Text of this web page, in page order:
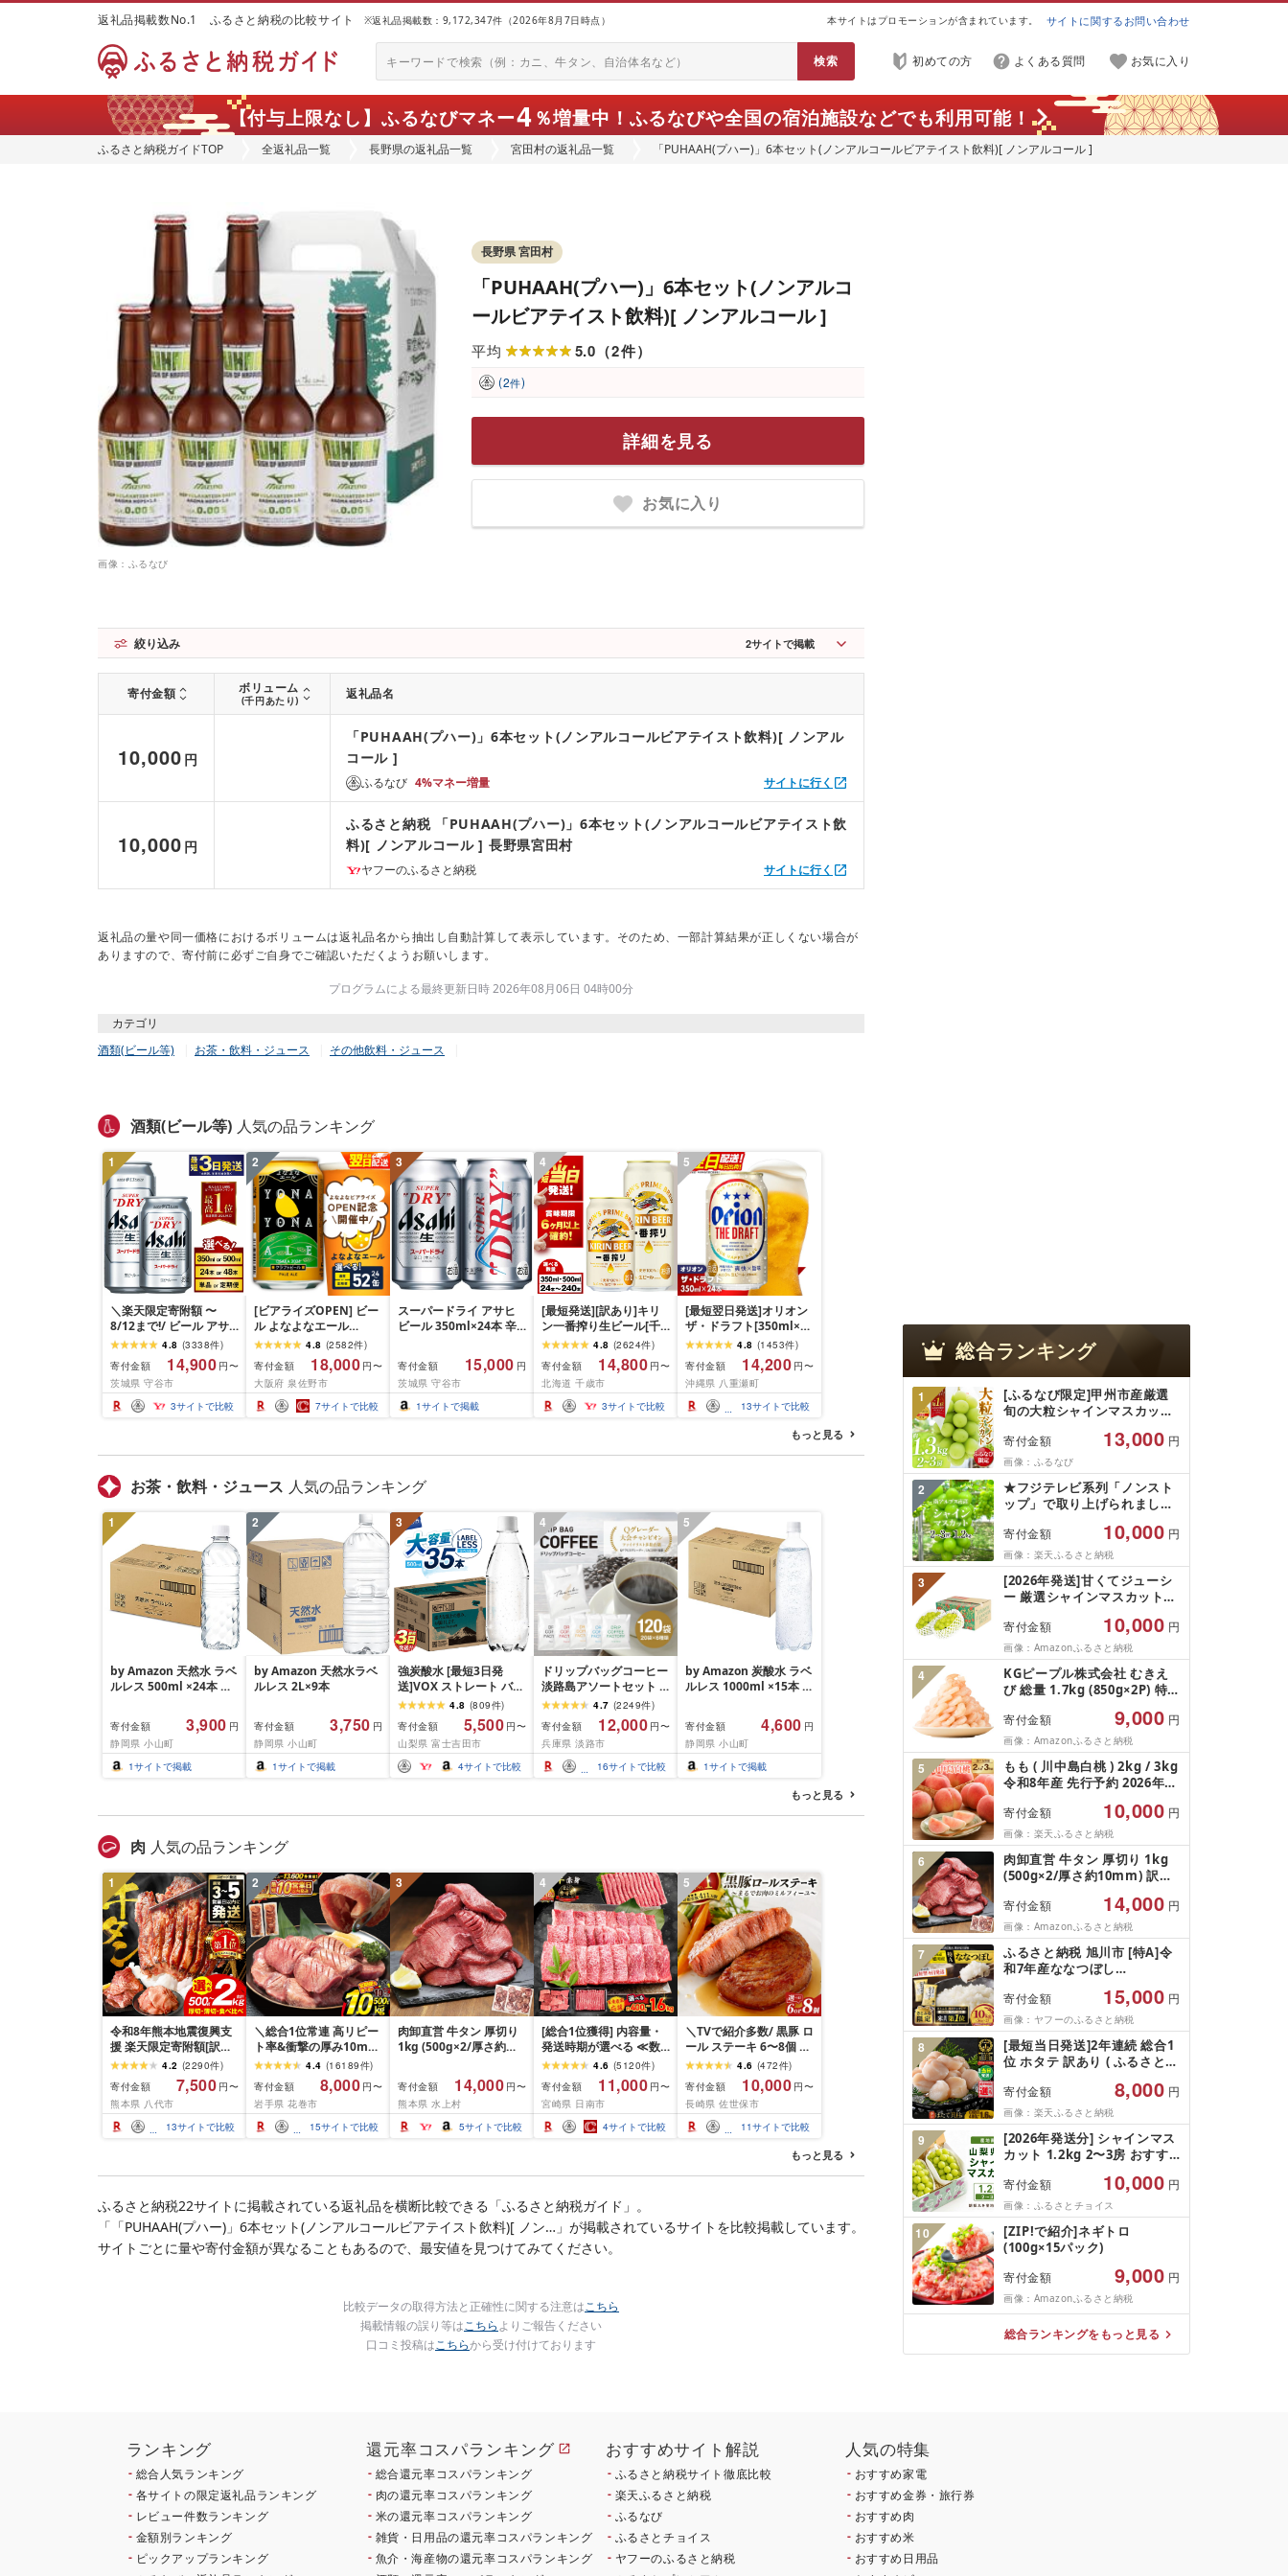
返礼品掲載数No.1 ふるさと納税の比較サイト ※返礼品掲載数：9,172,347件（2026年8月7日時点） 本サイトはプロモーションが含まれています。 サイトに関するお問い合わせ
初めての方 よくある質問 お気に入り
【付与上限なし】ふるなびマネー4％増量中！ ふるなびや全国の宿泊施設などでも利用可能！
ふるさと納税ガイドTOP 全返礼品一覧 長野県の返礼品一覧 宮田村の返礼品一覧 「PUHAAH(プハー)」6本セット(ノンアルコールビアテイスト飲料)[ ノンアルコール ]
画像：ふるなび
長野県 宮田村
「PUHAAH(プハー)」6本セット(ノンアルコ
ールビアテイスト飲料)[ ノンアルコール ]
平均 5.0 （2件）
(2件)
詳細を見る
お気に入り
絞り込み 2サイトで掲載
寄付金額 ボリューム
(千円あたり) 返礼品名
10,000 円
ふるなび
「PUHAAH(プハー)」6本セット(ノンアルコールビアテイスト飲料)[ ノンアル
コール ]
4%マネー増量 サイトに行く
10,000 円
ヤフーのふるさと納税
ふるさと納税 「PUHAAH(プハー)」6本セット(ノンアルコールビアテイスト飲
料)[ ノンアルコール ] 長野県宮田村
サイトに行く
返礼品の量や同一価格におけるボリュームは返礼品名から抽出し自動計算して表示しています。そのため、一部計算結果が正しくない場合が
ありますので、寄付前に必ずご自身でご確認いただくようお願いします。
プログラムによる最終更新日時 2026年08月06日 04時00分
カテゴリ
酒類(ビール等)
お茶・飲料・ジュース その他飲料・ジュース
酒類(ビール等) 人気の品ランキング
1
＼楽天限定寄附額 〜
8/12まで!/ ビール アサ
ヒ スーパードライ (選べ
る 350ml 500ml / 24本
48本 / 単品 2ヶ月〜12ヶ
月定期便 12ヶ月定期便)
| 最短3日発送 アサヒビ
ール お酒 アルコール
4.8 (3338件)
寄付金額
14,900 円〜
茨城県 守谷市
3サイトで比較
2
[ビアライズOPEN] ビー
ル よなよなエール
350ml 選べる 24缶 ~ 52
缶 クラフトビール ヤッ
ホーブルーイング ペー
ルエール 缶 酒 飲料 BBQ
ふるさと納税オリジナル
ランキング 1位獲得 最強
4.8 (2582件)
寄付金額
18,000 円〜
大阪府 泉佐野市
7サイトで比較
3
スーパードライ アサヒ
ビール 350ml×24本 辛
寄付金額 15,000 円
茨城県 守谷市
1サイトで掲載
4
[最短発送][訳あり]キリ
ン一番搾り生ビール[千
歳工場産]350ml・
500ml 1〜10ケース(1ケ
ース24本)北海道 ふるさ
と納税 ビール お酒 ケー
ス ギフト 酒 ビール ギフ
ト 美味しさに 訳あり 麒
4.8 (2624件)
寄付金額
14,800 円〜
北海道 千歳市
3サイトで比較
5
[最短翌日発送]オリオン
ザ・ドラフト[350ml×24
缶]- オリオンビール 1ケ
ース 350ml 24本 おすす
め 沖縄県 八重瀬町[価格
改定YI]
4.8 (1453件)
寄付金額
14,200 円〜
沖縄県 八重瀬町
13サイトで比較
もっと見る
お茶・飲料・ジュース 人気の品ランキング
1
by Amazon 天然水 ラベ
ルレス 500ml ×24本 富
ム含有 水 ミネラルウォ
ーター ペットボトル 静
岡県産 500ミリリットル
(Smart Basic)
寄付金額 3,900 円
静岡県 小山町
1サイトで掲載
2
by Amazon 天然水ラベ
ルレス 2L×9本
寄付金額 3,750 円
静岡県 小山町
1サイトで掲載
3
強炭酸水 [最短3日発
送]VOX ストレート バナ
ジウム 強炭酸水 35本
500ml ラベルレス[富士
吉田市限定カートン] 炭
酸
4.8 (809件)
寄付金額
5,500 円〜
山梨県 富士吉田市
4サイトで比較
4
ドリップバッグコーヒー
淡路島アソートセット 6
種 120袋 飲み比べ ドリ
ップバッグ コーヒー ド
リップコーヒーファクト
リー
4.7 (2249件)
寄付金額
12,000 円〜
兵庫県 淡路市
16サイトで比較
5
by Amazon 炭酸水 ラベ
ルレス 1000ml ×15本 富
ウム含有 ペットボトル
静岡県産 1L ボトル 割り
材
寄付金額 4,600 円
静岡県 小山町
1サイトで掲載
もっと見る
肉 人気の品ランキング
1
令和8年熊本地震復興支
援 楽天限定寄附額[訳あ
り]牛タン 500g〜2kg 肉
牛肉 訳あり 牛タン 冷凍
小分け 厚切り 薄切り 食
べ比べ 500g 1kg 1.5kg
2kg 牛 人気 ビーフ 牛た
ん ふるさと納税 ランキ
4.2 (2290件)
寄付金額
7,500 円〜
熊本県 八代市
13サイトで比較
2
＼総合1位常連 高リピー
ト率&衝撃の厚み10mm
厚切り牛タン 塩味/ ≪ス
ピード発送!!10営業日以
内発送≫ 選べる内容量
500g / 1kg 定期便 毎月
届く 牛肉 肉 BBQ ふるさ
と 人気 ランキング 岩手
4.4 (16189件)
寄付金額
8,000 円〜
岩手県 花巻市
15サイトで比較
3
肉卸直営 牛タン 厚切り
1kg (500g×2/厚さ約
牛肉 焼肉 冷凍 スライス
業務用 バーベキュー
BBQ おつまみ ギフト お
祝い お中元 夏ギフト
寄付金額 14,000 円〜
熊本県 水上村
5サイトで比較
4
[総合1位獲得] 内容量・
発送時期が選べる ≪数
量限定≫ 宮崎牛 赤身 ス
ライス 焼肉 国産 肉 牛肉
薄切り 黒毛和牛 A4 A5
人気 小分け 焼き肉 すき
焼き しゃぶしゃぶ 牛丼
BBQ ギフト 贈り物 おす
4.6 (5120件)
寄付金額
11,000 円〜
宮崎県 日南市
4サイトで比較
5
＼TVで紹介多数/ 黒豚 ロ
ール ステーキ 6〜8個 ≪
お箸でほぐせるやわらか
さ≫ 職人厳選 無添加 小
分け オリジナル ポーク
ステーキ 子供も安心 豚
豚肉 セット ジューシー
ギフト 贈り物 おすすめ
おかず 簡単調理 人気 送
4.6 (472件)
寄付金額
10,000 円〜
長崎県 佐世保市
11サイトで比較
もっと見る
ふるさと納税22サイトに掲載されている返礼品を横断比較できる「ふるさと納税ガイド」。
「「PUHAAH(プハー)」6本セット(ノンアルコールビアテイスト飲料)[ ノン…」が掲載されているサイトを比較掲載しています。
サイトごとに量や寄付金額が異なることもあるので、最安値を見つけてみてください。
比較データの取得方法と正確性に関する注意はこちら
掲載情報の誤り等はこちらよりご報告ください
口コミ投稿はこちらから受け付けております
総合ランキング
1
[ふるなび限定]甲州市産厳選
旬の大粒シャインマスカット
(MG)B12-472 FN-Limited-
VO シャインマスカット フル
ーツ
寄付金額 13,000 円
画像：ふるなび
2
★フジテレビ系列「ノンスト
ップ」で取り上げられました!
ルプス市産シャインマスカッ
ト1.2kg以上(2〜3房)ふるさと
納税 おすすめ 山梨県 南アル
プス市 送料無料 AL
寄付金額 10,000 円
画像：楽天ふるさと納税
3
[2026年発送]甘くてジューシ
ー 厳選シャインマスカット
日)から10月下旬までの発送)
フルーツ ぶどう 果物 山梨県
産 2026 旬 大粒 高級 ブドウ
葡萄 富士吉田市
寄付金額 10,000 円
画像：Amazonふるさと納税
4
KGピープル株式会社 むきえ
び 総量 1.7kg (850g×2P) 特大
凍結 下処理不要 サイズ不揃い
訳あり
寄付金額 9,000 円
画像：Amazonふるさと納税
5
もも ( 川中島白桃 ) 2kg / 3kg
令和8年産 先行予約 2026年
ツ 秀品 のし 贈答 ギフト おす
そ分け 期間限定 冷蔵便 送料
無料 産地直送 お取り寄せ [ 山
形県 天童市 ]
寄付金額 10,000 円
画像：楽天ふるさと納税
6
肉卸直営 牛タン 厚切り 1kg
(500g×2/厚さ約10mm) 訳あ
ライス 業務用 バーベキュー
BBQ おつまみ ギフト お祝い
お中元 夏ギフト
寄付金額 14,000 円
画像：Amazonふるさと納税
7
ふるさと納税 旭川市 [特A]令
和7年産ななつぼし
お米[さとふる限定]_05957
寄付金額 15,000 円
画像：ヤフーのふるさと納税
8
[最短当日発送]2年連続 総合1
位 ホタテ 訳あり ( ふるさと納
り 帆立 ふるさと わけあり ホ
タテ貝柱 貝 人気 不揃い 刺身
規格外 魚介 ランキング 海鮮
冷凍 発送時期が選べる 北海道
別海町 )(クラウドファンディ
ング対象)
寄付金額 8,000 円
画像：楽天ふるさと納税
9
[2026年発送分] シャインマス
カット 1.2kg 2〜3房 おすす
ーツ ブドウ 果物 ぶどう シャ
イン マスカット くだもの お
届け 国産 葡萄 贈答 新鮮
寄付金額 10,000 円
画像：ふるさとチョイス
10
[ZIP!で紹介]ネギトロ
(100g×15パック)
寄付金額 9,000 円
画像：Amazonふるさと納税
総合ランキングをもっと見る
ランキング
総合人気ランキング
各サイトの限定返礼品ランキング
レビュー件数ランキング
金額別ランキング
ピックアップランキング
還元率コスパランキング
総合還元率コスパランキング
肉の還元率コスパランキング
米の還元率コスパランキング
雑貨・日用品の還元率コスパランキング
魚介・海産物の還元率コスパランキング
おすすめサイト解説
ふるさと納税サイト徹底比較
楽天ふるさと納税
ふるなび
ふるさとチョイス
ヤフーのふるさと納税
人気の特集
おすすめ家電
おすすめ金券・旅行券
おすすめ肉
おすすめ米
おすすめ日用品